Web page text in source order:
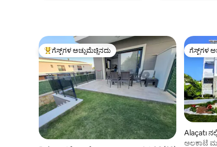
ಗೆಸ್ಟ್‌ಗಳಿಗೆ ಅತಿ ಹೆಚ್ಚು ಅಚ್ಚುಮೆಚ್ಚಿನದು
ಗೆಸ್ಟ್‌ಗಳ ಅಚ್ಚುಮೆಚ್ಚಿನದು ಗೆಸ್ಟ್‌ಗಳ
ಗೆಸ್ಟ್‌ಗಳ
Alaçatı
ಅಲಕಾಟೆ